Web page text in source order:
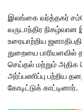
இலங்கை வர்த்தகர்
வருடாந்திர
உரையாற்றிய
துறையை பாரியளவில்
செய்தல் மற்றும் அதிக
அர்ப்பணிப்பு பற்றிய
கோடிட்டுக் காட்டினார்.